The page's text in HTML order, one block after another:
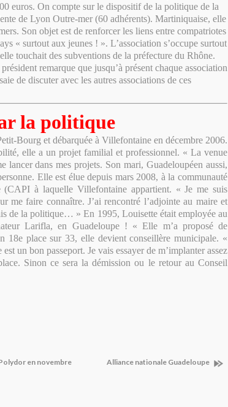
euros. On compte sur le dispositif de la politique de la
de Lyon Outre-mer (60 adhérents). Martiniquaise, elle
Son objet est de renforcer les liens entre compatriotes
« surtout aux jeunes ! ». L’association s’occupe surtout
touchait des subventions de la préfecture du Rhône.
remarque que jusqu’à présent chaque association
de discuter avec les autres associations de ces
la politique
Bourg et débarquée à Villefontaine en décembre 2006.
elle a un projet familial et professionnel. « La venue
lancer dans mes projets. Son mari, Guadeloupéen aussi,
Elle est élue depuis mars 2008, à la communauté
(CAPI à laquelle Villefontaine appartient. « Je me suis
me faire connaître. J’ai rencontré l’adjointe au maire et
de la politique… » En 1995, Louisette était employée au
Larifla, en Guadeloupe ! « Elle m’a proposé de
place sur 33, elle devient conseillère municipale. «
un bon passeport. Je vais essayer de m’implanter assez
Sinon ce sera la démission ou le retour au Conseil
en novembre Alliance nationale Guadeloupe